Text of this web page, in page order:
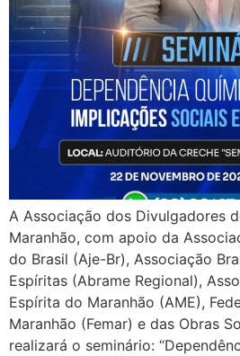
A Associação dos Divulgadores
Maranhão, com apoio da
do Brasil (Aje-Br), Associação
Espíritas (Abrame Regional),
Espírita do Maranhão (AME),
Maranhão (Femar) e das Obras
realizará o seminário: